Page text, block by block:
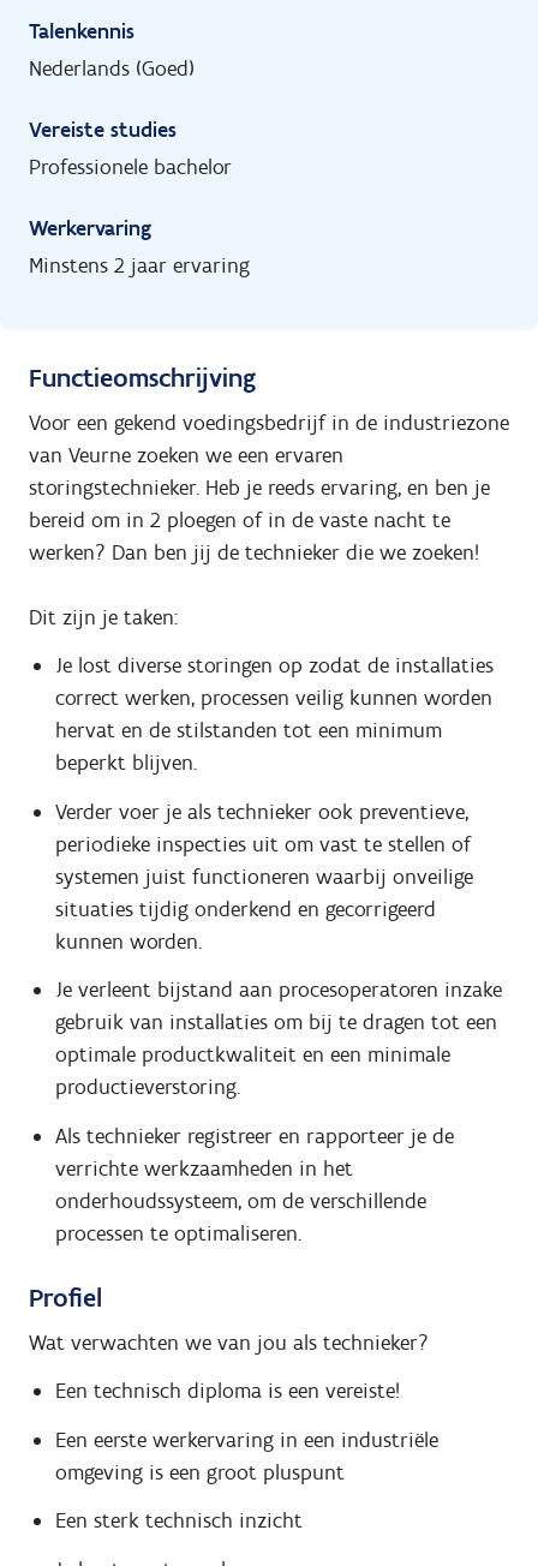
Talenkennis
Nederlands (Goed)
Vereiste studies
Professionele bachelor
Werkervaring
Minstens 2 jaar ervaring
Functieomschrijving
Voor een gekend voedingsbedrijf in de industriezone
van Veurne zoeken we een ervaren
storingstechnieker. Heb je reeds ervaring, en ben je
bereid om in 2 ploegen of in de vaste nacht te
werken? Dan ben jij de technieker die we zoeken!
Dit zijn je taken:
Je lost diverse storingen op zodat de installaties
correct werken, processen veilig kunnen worden
hervat en de stilstanden tot een minimum
beperkt blijven.
Verder voer je als technieker ook preventieve,
periodieke inspecties uit om vast te stellen of
systemen juist functioneren waarbij onveilige
situaties tijdig onderkend en gecorrigeerd
kunnen worden.
Je verleent bijstand aan procesoperatoren inzake
gebruik van installaties om bij te dragen tot een
optimale productkwaliteit en een minimale
productieverstoring.
Als technieker registreer en rapporteer je de
verrichte werkzaamheden in het
onderhoudssysteem, om de verschillende
processen te optimaliseren.
Profiel
Wat verwachten we van jou als technieker?
Een technisch diploma is een vereiste!
Een eerste werkervaring in een industriële
omgeving is een groot pluspunt
Een sterk technisch inzicht